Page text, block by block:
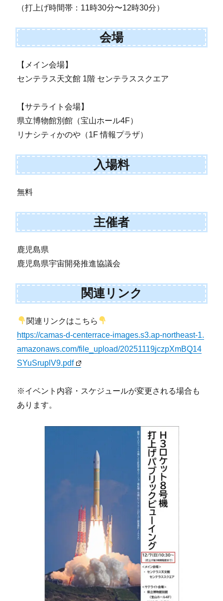
（打上げ時間帯：11時30分〜12時30分）
会場
【メイン会場】
センテラス天文館 1階 センテラススクエア
【サテライト会場】
県立博物館別館（宝山ホール4F）
リナシティかのや（1F 情報プラザ）
入場料
無料
主催者
鹿児島県
鹿児島県宇宙開発推進協議会
関連リンク
関連リンクはこちら
https://camas-d-centerrace-images.s3.ap-northeast-1.
amazonaws.com/file_upload/20251119jczpXmBQ14
SYuSruplV9.pdf
※イベント内容・スケジュールが変更される場合も
あります。